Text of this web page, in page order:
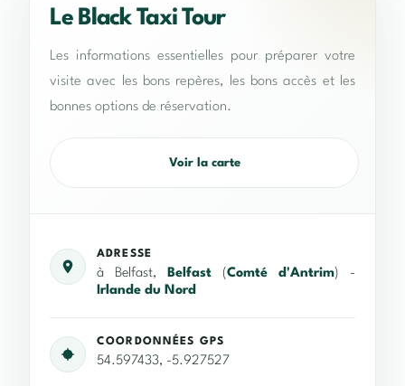
Le Black Taxi Tour
Les informations essentielles pour préparer votre
visite avec les bons repères, les bons accès et les
bonnes options de réservation.
Voir la carte
ADRESSE
à Belfast, Belfast (Comté d'Antrim) -
Irlande du Nord
COORDONNÉES GPS
54.597433, -5.927527